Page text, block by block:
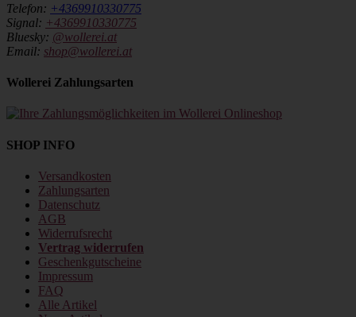
Telefon: +4369910330775
Signal: +4369910330775
Bluesky: @wollerei.at
Email: shop@wollerei.at
Wollerei Zahlungsarten
SHOP INFO
Versandkosten
Zahlungsarten
Datenschutz
AGB
Widerrufsrecht
Vertrag widerrufen
Geschenkgutscheine
Impressum
FAQ
Alle Artikel